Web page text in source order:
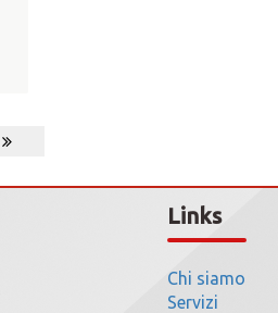
Links
Chi siamo
Servizi